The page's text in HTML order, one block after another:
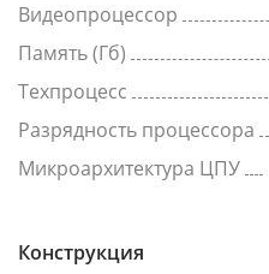
Видеопроцессор
Память (Гб)
Техпроцесс
Разрядность процессора
Микроархитектура ЦПУ
Конструкция